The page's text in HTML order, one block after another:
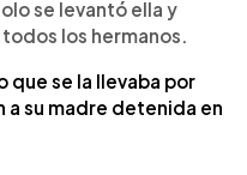
se levantó ella y
los hermanos.
que se la llevaba por
a su madre detenida en